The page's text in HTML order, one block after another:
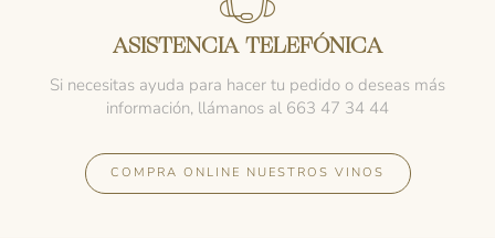
ASISTENCIA TELEFÓNICA
Si necesitas ayuda para hacer tu pedido o deseas más
información, llámanos al 663 47 34 44
COMPRA ONLINE NUESTROS VINOS